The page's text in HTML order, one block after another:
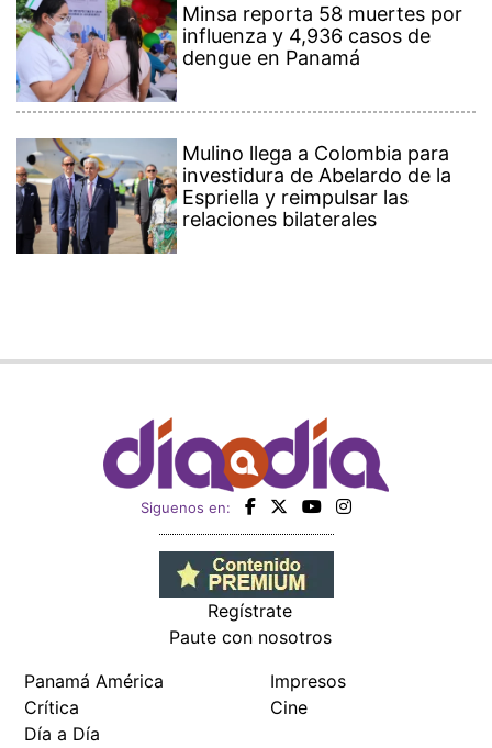
Minsa reporta 58 muertes por
influenza y 4,936 casos de
dengue en Panamá
Mulino llega a Colombia para
investidura de Abelardo de la
Espriella y reimpulsar las
relaciones bilaterales
Siguenos en:
Regístrate
Paute con nosotros
Panamá América
Crítica
Día a Día
Impresos
Cine